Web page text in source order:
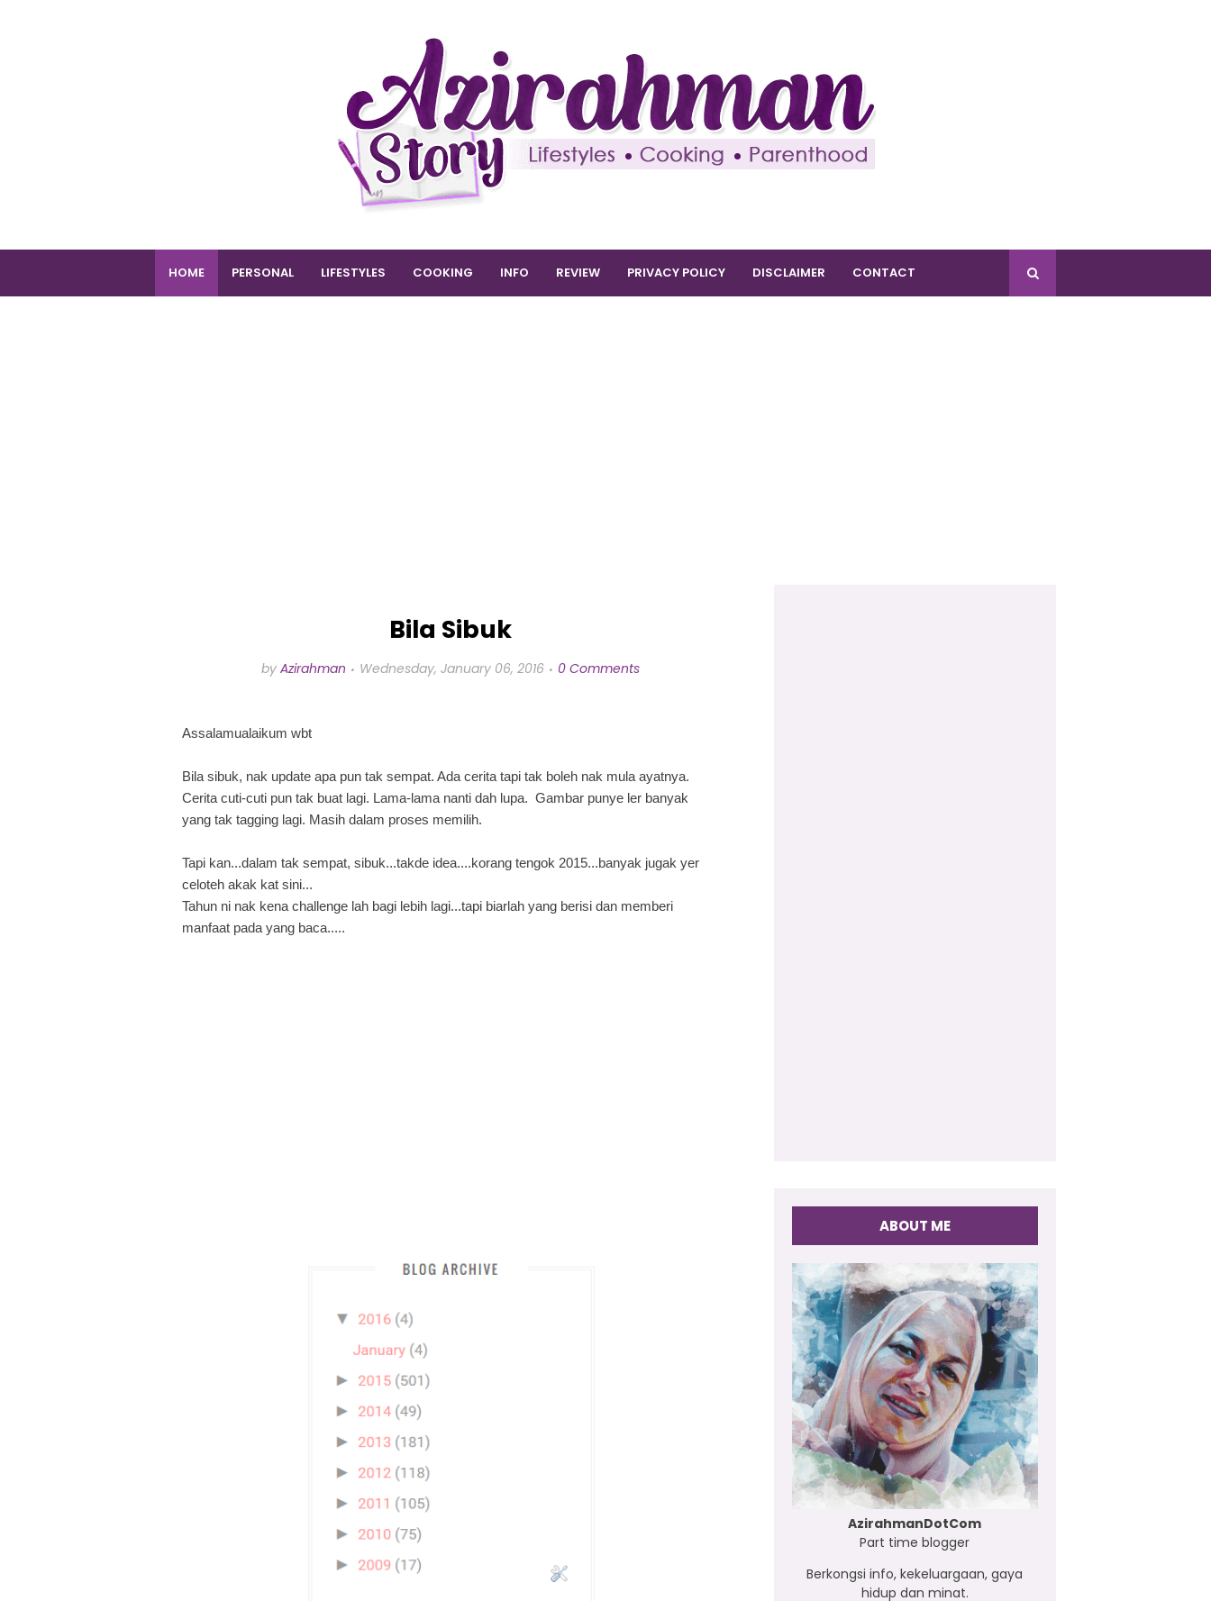
HOME PERSONAL LIFESTYLES COOKING INFO REVIEW PRIVACY POLICY DISCLAIMER CONTACT
Bila Sibuk
by Azirahman Wednesday, January 06, 2016 0 Comments
Assalamualaikum wbt
Bila sibuk, nak update apa pun tak sempat. Ada cerita tapi tak boleh nak mula ayatnya.
Cerita cuti-cuti pun tak buat lagi. Lama-lama nanti dah lupa. Gambar punye ler banyak
yang tak tagging lagi. Masih dalam proses memilih.
Tapi kan...dalam tak sempat, sibuk...takde idea....korang tengok 2015...banyak jugak yer
celoteh akak kat sini...
Tahun ni nak kena challenge lah bagi lebih lagi...tapi biarlah yang berisi dan memberi
manfaat pada yang baca.....
ABOUT ME
AzirahmanDotCom
Part time blogger
Berkongsi info, kekeluargaan, gaya
hidup dan minat.